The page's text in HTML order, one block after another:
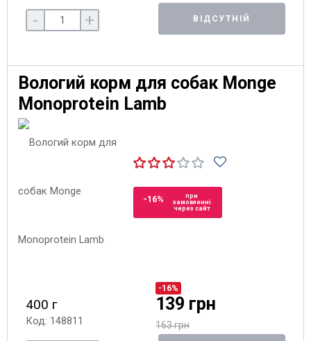
- + ВІДСУТНІЙ
Вологий корм для собак Monge
Monoprotein Lamb
-16%
при
замовленні
через сайт
400 г
Код: 148811
-16%
139 грн
163 грн